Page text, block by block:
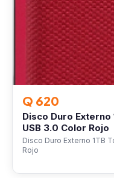
Q 620
Disco Duro Externo
USB 3.0 Color Rojo
Disco Duro Externo 1TB
Rojo